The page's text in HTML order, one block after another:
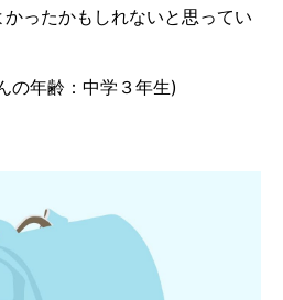
ったかもしれないと思ってい
の年齢：中学３年生)